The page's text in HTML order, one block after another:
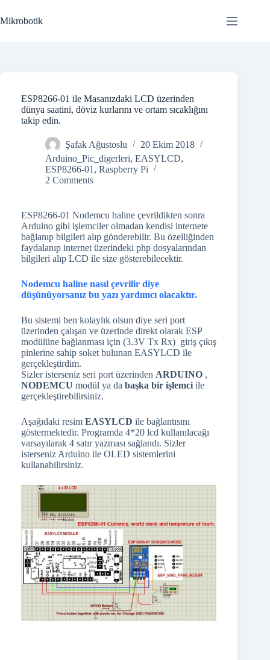
to
content
Mikrobotik
ESP8266-01 ile Masanızdaki LCD üzerinden
dünya saatini, döviz kurlarını ve ortam sıcaklığını
takip edin.
Şafak Ağustoslu
20 Ekim 2018
Arduino_Pic_digerleri, EASYLCD,
ESP8266-01 , Raspberry Pi
2 Comments
ESP8266-01 Nodemcu haline çevrildikten sonra
Arduino gibi işlemciler olmadan kendisi internete
bağlanıp bilgileri alıp gönderebilir. Bu özelliğinden
faydalanıp internet üzerindeki php dosyalarından
bilgileri alıp LCD ile size gösterebilecektir.
Nodemcu haline nasıl çevrilir diye
düşünüyorsanız bu yazı yardımcı olacaktır.
Bu sistemi ben kolaylık olsun diye seri port
üzerinden çalışan ve üzerinde direkt olarak ESP
modülüne bağlanması için (3.3V Tx Rx) giriş çıkış
pinlerine sahip soket bulunan EASYLCD ile
gerçekleştirdim.
Sizler isterseniz seri port üzerinden ARDUINO ,
NODEMCU modül ya da başka bir işlemci ile
gerçekleştirebilirsiniz.
Aşağıdaki resim EASYLCD ile bağlantısını
göstermektedir. Programda 4*20 lcd kullanılacağı
varsayılarak 4 satır yazması sağlandı. Sizler
isterseniz Arduino ile OLED sistemlerini
kullanabilirsiniz.